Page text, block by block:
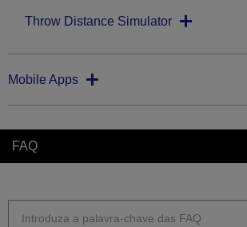
Throw Distance Simulator
Mobile Apps
FAQ